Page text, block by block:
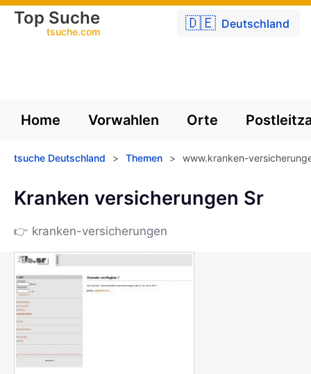
🇩🇪 Deutschland
Top Suche
tsuche.com
Home Vorwahlen Orte
tsuche Deutschland > Themen > www.kranken-
Kranken versicherungen Sr
👉 kranken-versicherungen